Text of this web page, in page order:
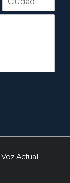
Voz Actual